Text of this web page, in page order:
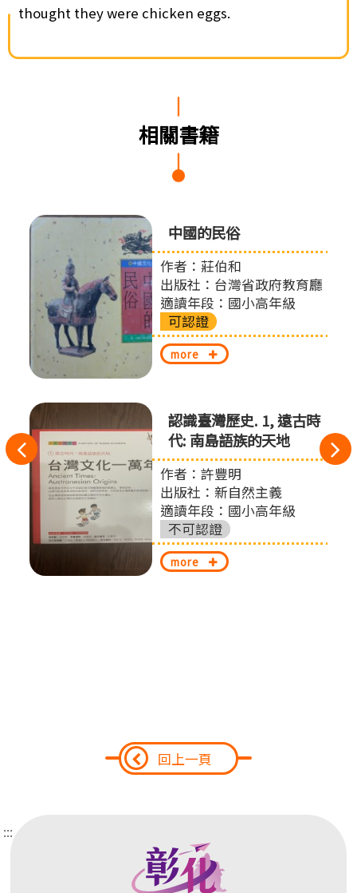
thought they were chicken eggs.
相關書籍
往
左
換
中國的民俗
作者：莊伯和
出版社：台灣省政府教育廳
適讀年段：國小高年級
可認證
more
認識臺灣歷史. 1, 遠古時
代: 南島語族的天地
作者：許豐明
出版社：新自然主義
適讀年段：國小高年級
不可認證
more
回上一頁
:::